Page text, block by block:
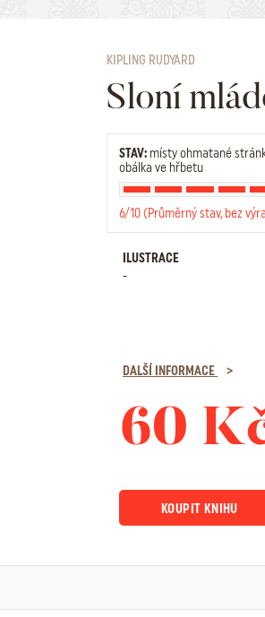
KIPLING RUDYARD
Sloní
STAV: místy ohmatané
obálka ve hřbetu
6/10 (Průměrný stav, bez
ILUSTRACE
-
DALŠÍ INFORMACE
60
KOUPIT KNIHU